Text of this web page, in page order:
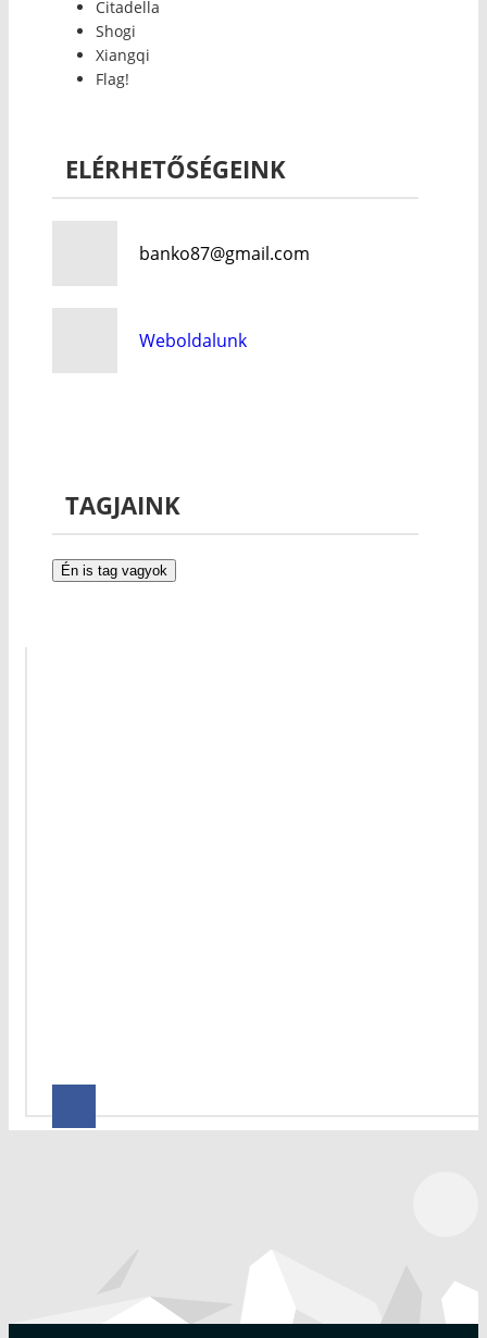
Citadella
Shogi
Xiangqi
Flag!
ELÉRHETŐSÉGEINK
banko87@gmail.com
Weboldalunk
TAGJAINK
Én is tag vagyok